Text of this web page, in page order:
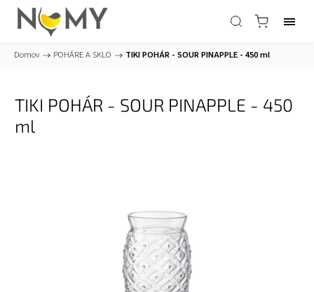
Domov / POHÁRE A SKLO / TIKI POHÁR - SOUR PINAPPLE - 450 ml
TIKI POHÁR - SOUR PINAPPLE - 450
ml